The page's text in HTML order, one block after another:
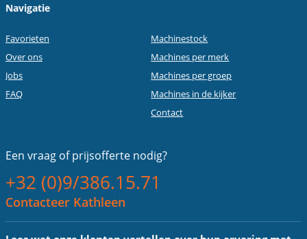
Navigatie
Favorieten
Over ons
Jobs
FAQ
Machinestock
Machines per merk
Machines per groep
Machines in de kijker
Contact
Een vraag ofprijsofferte nodig?
+32 (0)9/386.15.71
Contacteer Kathleen